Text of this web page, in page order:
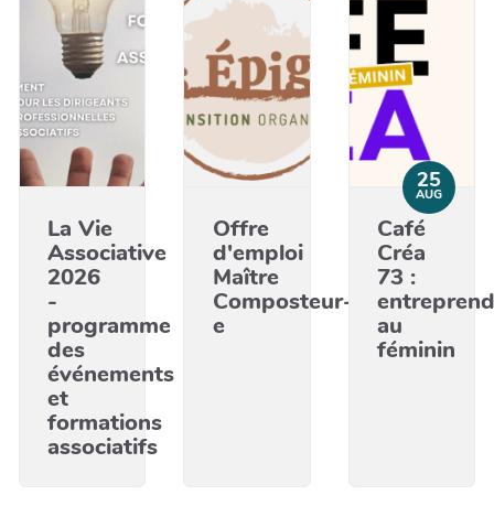
La Vie
Associative
2026
-
programme
des
événements
et
formations
associatifs
Offre
d'emploi
Maître
Composteur-
e
Café
Créa
73 :
au
féminin
25
AUG